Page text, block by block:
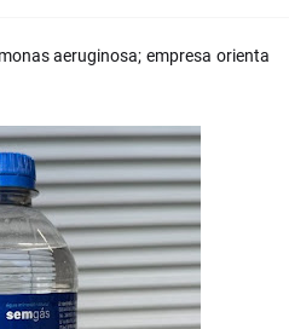
aeruginosa; empresa orienta